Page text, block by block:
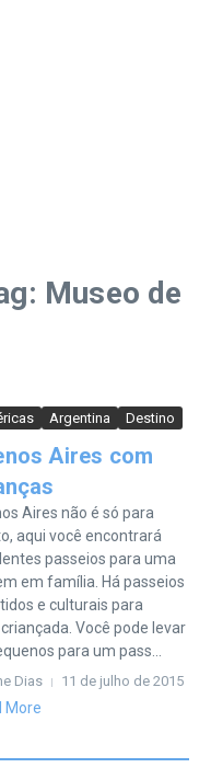
Museo de
Argentina Destino
Aires com
Aires não é só para
aqui você encontrará
passeios para uma
em família. Há passeios
e culturais para
Você pode levar
para um pass...
Dias 11 de julho de 2015
More